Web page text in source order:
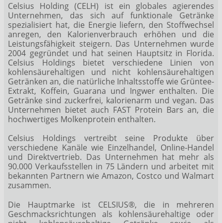
Celsius Holding (CELH) ist ein globales agierendes
Unternehmen, das sich auf funktionale Getränke
spezialisiert hat, die Energie liefern, den Stoffwechsel
anregen, den Kalorienverbrauch erhöhen und die
Leistungsfähigkeit steigern. Das Unternehmen wurde
2004 gegründet und hat seinen Hauptsitz in Florida.
Celsius Holdings bietet verschiedene Linien von
kohlensäurehaltigen und nicht kohlensäurehaltigen
Getränken an, die natürliche Inhaltsstoffe wie Grüntee-
Extrakt, Koffein, Guarana und Ingwer enthalten. Die
Getränke sind zuckerfrei, kalorienarm und vegan. Das
Unternehmen bietet auch FAST Protein Bars an, die
hochwertiges Molkenprotein enthalten.
Celsius Holdings vertreibt seine Produkte über
verschiedene Kanäle wie Einzelhandel, Online-Handel
und Direktvertrieb. Das Unternehmen hat mehr als
90.000 Verkaufsstellen in 75 Ländern und arbeitet mit
bekannten Partnern wie Amazon, Costco und Walmart
zusammen.
Die Hauptmarke ist CELSIUS®, die in mehreren
Geschmacksrichtungen als kohlensäurehaltige oder